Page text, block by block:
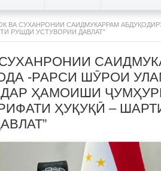
ВА СУХАНРОНИИ САИДМУКАРРАМ
РУШДИ УСТУВОРИИ ДАВЛАТ”
-РАРСИ ШӮРОИ
ҲАМОИШИ
ҲУҚУҚӢ –